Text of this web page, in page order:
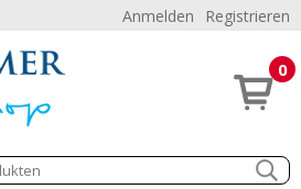
Anmelden Registrieren
0